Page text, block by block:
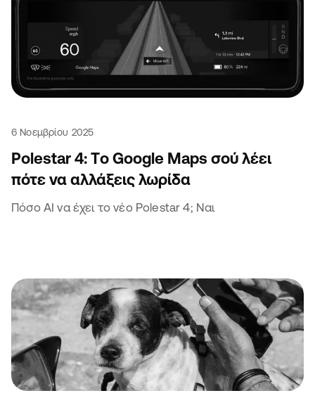
6 Νοεμβρίου 2025
Polestar 4: Tο Google Maps σού λέει
πότε να αλλάξεις λωρίδα
Πόσο AI να έχει το νέο Polestar 4; Ναι